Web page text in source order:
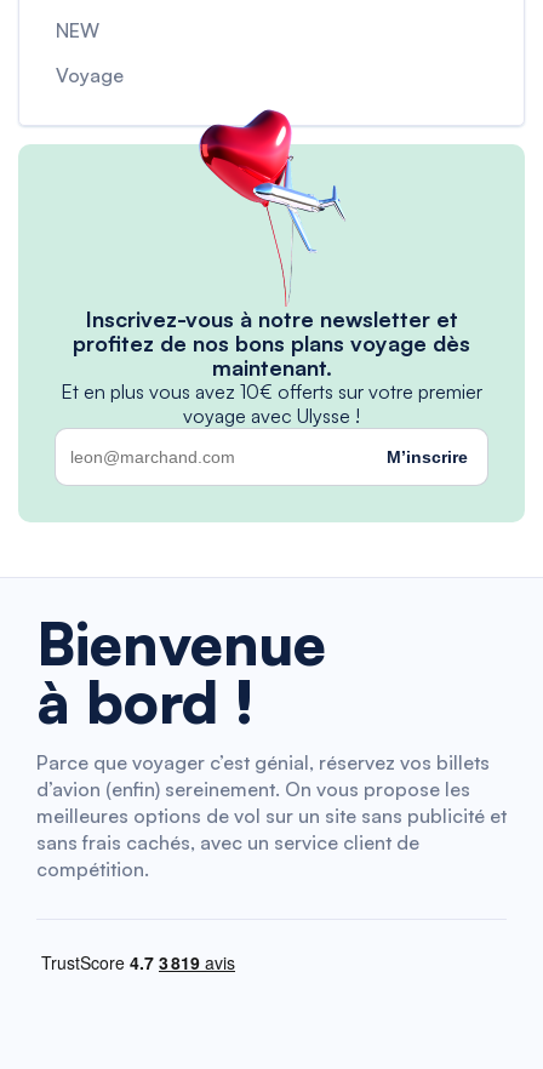
NEW
Voyage
Inscrivez-vous à notre newsletter et
profitez de nos bons plans voyage dès
maintenant.
Et en plus vous avez 10€ offerts sur votre premier
voyage avec Ulysse !
M’inscrire
Bienvenue
à bord !
Parce que voyager c’est génial, réservez vos billets
d’avion (enfin) sereinement. On vous propose les
meilleures options de vol sur un site sans publicité et
sans frais cachés, avec un service client de
compétition.